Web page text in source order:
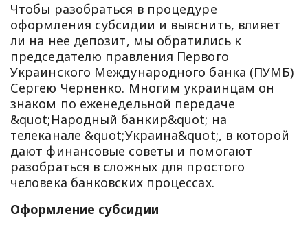
Чтобы разобраться в процедуре
оформления субсидии и выяснить, влияет
ли на нее депозит, мы обратились к
председателю правления Первого
Украинского Международного банка (ПУМБ)
Сергею Черненко. Многим украинцам он
знаком по еженедельной передаче
&quot;Народный банкир&quot; на
телеканале &quot;Украина&quot;, в которой
дают финансовые советы и помогают
разобраться в сложных для простого
человека банковских процессах.
Оформление субсидии